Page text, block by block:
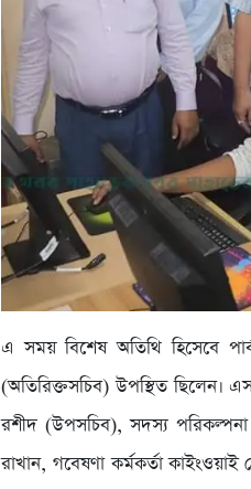
এ সময় বিশেষ অতিথি হিসেবে
(অতিরিক্তসচিব) উপস্থিত ছিলেন।
রশীদ (উপসচিব), সদস্য
রাখান, গবেষণা কর্মকর্তা